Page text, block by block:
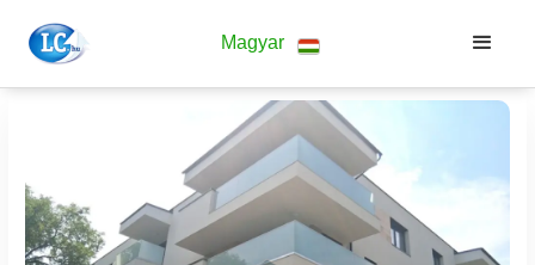
Magyar